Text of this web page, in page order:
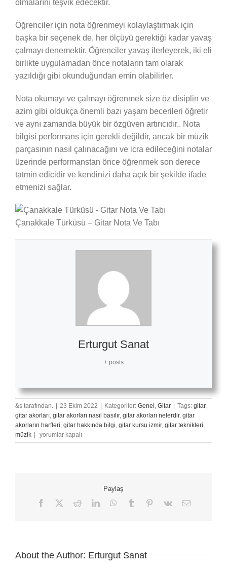
olmalarını teşvik edecektir.
Öğrenciler için nota öğrenmeyi kolaylaştırmak için
başka bir seçenek de, her ölçüyü gerektiği kadar yavaş
çalmayı denemektir. Öğrenciler yavaş ilerleyerek, iki eli
birlikte uygulamadan önce notaların tam olarak
yazıldığı gibi okunduğundan emin olabilirler.
Nota okumayı ve çalmayı öğrenmek size öz disiplin ve
azim gibi oldukça önemli bazı yaşam becerileri öğretir
ve aynı zamanda büyük bir özgüven artırıcıdır.. Nota
bilgisi performans için gerekli değildir, ancak bir müzik
parçasının nasıl çalınacağını ve icra edileceğini notalar
üzerinde performanstan önce öğrenmek son derece
tatmin edicidir ve kendinizi daha açık bir şekilde ifade
etmenizi sağlar.
Çanakkale Türküsü – Gitar Nota Ve Tabı
Erturgut Sanat
+ posts
&s tarafından. | 23 Ekim 2022 | Kategoriler: Genel Gitar | Tags: gitar,
gitar akorları gitar akorları nasıl basılır, gitar akorları nelerdir, gitar
akorların harfleri gitar hakkında bilgi gitar kursu izmir, gitar teknikleri
müzik |
Çanakkale
Türküsü
için
yorumlar kapalı
Paylaş
Facebook RedditLinkedInWhatsApp
Tumblr Pinterest
Vk
E-
About the Author: Erturgut Sanat